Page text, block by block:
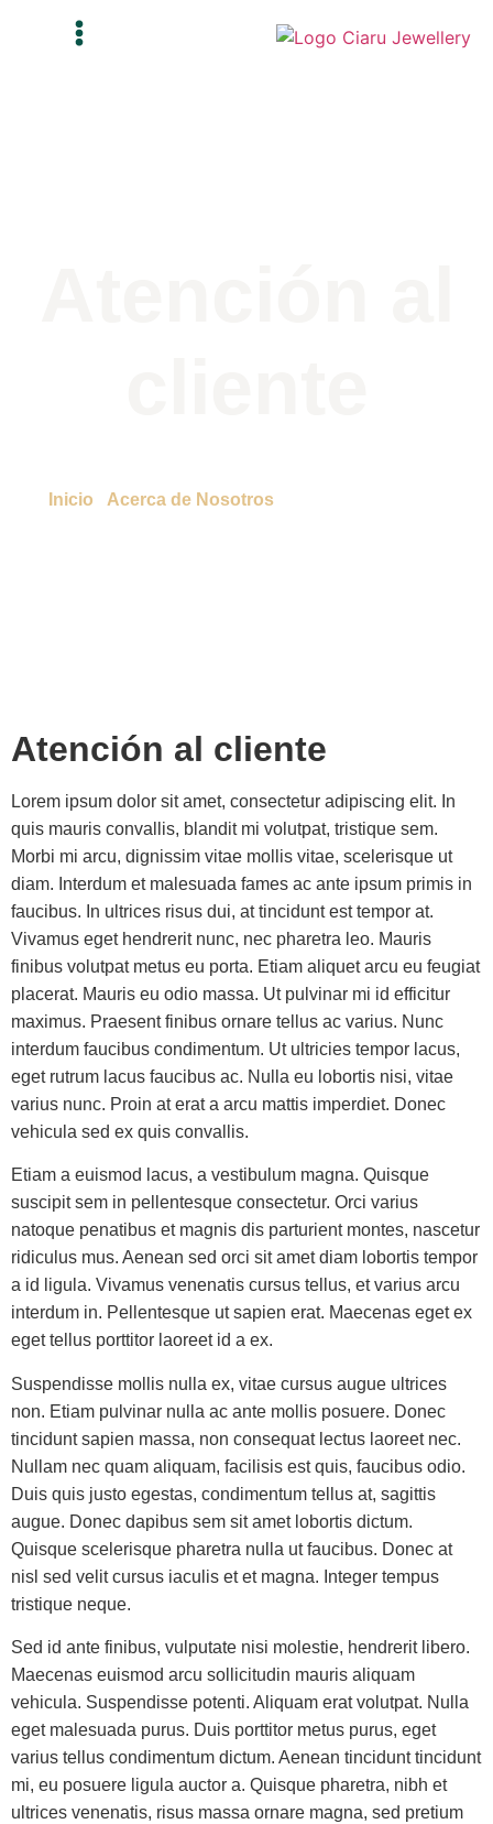
Inicio Acerca de Nosotros
Atención al cliente
Lorem ipsum dolor sit amet, consectetur adipiscing elit. In
quis mauris convallis, blandit mi volutpat, tristique sem.
Morbi mi arcu, dignissim vitae mollis vitae, scelerisque ut
diam. Interdum et malesuada fames ac ante ipsum primis in
faucibus. In ultrices risus dui, at tincidunt est tempor at.
Vivamus eget hendrerit nunc, nec pharetra leo. Mauris
finibus volutpat metus eu porta. Etiam aliquet arcu eu feugiat
placerat. Mauris eu odio massa. Ut pulvinar mi id efficitur
maximus. Praesent finibus ornare tellus ac varius. Nunc
interdum faucibus condimentum. Ut ultricies tempor lacus,
eget rutrum lacus faucibus ac. Nulla eu lobortis nisi, vitae
varius nunc. Proin at erat a arcu mattis imperdiet. Donec
vehicula sed ex quis convallis.
Etiam a euismod lacus, a vestibulum magna. Quisque
suscipit sem in pellentesque consectetur. Orci varius
natoque penatibus et magnis dis parturient montes, nascetur
ridiculus mus. Aenean sed orci sit amet diam lobortis tempor
a id ligula. Vivamus venenatis cursus tellus, et varius arcu
interdum in. Pellentesque ut sapien erat. Maecenas eget ex
eget tellus porttitor laoreet id a ex.
Suspendisse mollis nulla ex, vitae cursus augue ultrices
non. Etiam pulvinar nulla ac ante mollis posuere. Donec
tincidunt sapien massa, non consequat lectus laoreet nec.
Nullam nec quam aliquam, facilisis est quis, faucibus odio.
Duis quis justo egestas, condimentum tellus at, sagittis
augue. Donec dapibus sem sit amet lobortis dictum.
Quisque scelerisque pharetra nulla ut faucibus. Donec at
nisl sed velit cursus iaculis et et magna. Integer tempus
tristique neque.
Sed id ante finibus, vulputate nisi molestie, hendrerit libero.
Maecenas euismod arcu sollicitudin mauris aliquam
vehicula. Suspendisse potenti. Aliquam erat volutpat. Nulla
eget malesuada purus. Duis porttitor metus purus, eget
varius tellus condimentum dictum. Aenean tincidunt tincidunt
mi, eu posuere ligula auctor a. Quisque pharetra, nibh et
ultrices venenatis, risus massa ornare magna, sed pretium